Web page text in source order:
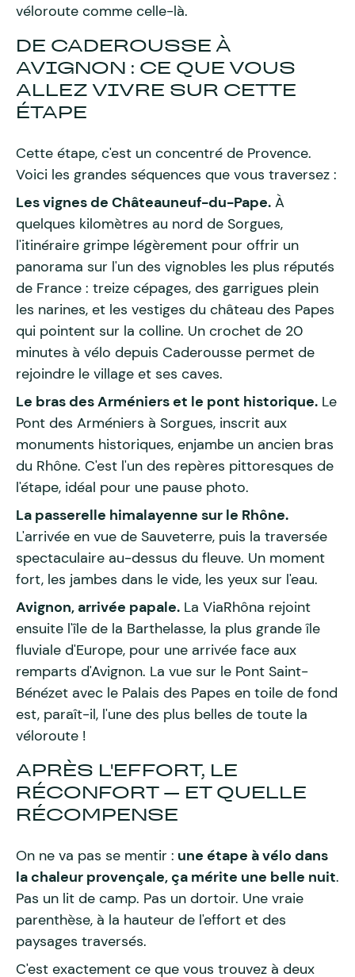
véloroute comme celle-là.
DE CADEROUSSE À
AVIGNON : CE QUE VOUS
ALLEZ VIVRE SUR CETTE
ÉTAPE
Cette étape, c'est un concentré de Provence.
Voici les grandes séquences que vous traversez :
Les vignes de Châteauneuf-du-Pape. À
quelques kilomètres au nord de Sorgues,
l'itinéraire grimpe légèrement pour offrir un
panorama sur l'un des vignobles les plus réputés
de France : treize cépages, des garrigues plein
les narines, et les vestiges du château des Papes
qui pointent sur la colline. Un crochet de 20
minutes à vélo depuis Caderousse permet de
rejoindre le village et ses caves.
Le bras des Arméniers et le pont historique. Le
Pont des Arméniers à Sorgues, inscrit aux
monuments historiques, enjambe un ancien bras
du Rhône. C'est l'un des repères pittoresques de
l'étape, idéal pour une pause photo.
La passerelle himalayenne sur le Rhône.
L'arrivée en vue de Sauveterre, puis la traversée
spectaculaire au-dessus du fleuve. Un moment
fort, les jambes dans le vide, les yeux sur l'eau.
Avignon, arrivée papale. La ViaRhôna rejoint
ensuite l'île de la Barthelasse, la plus grande île
fluviale d'Europe, pour une arrivée face aux
remparts d'Avignon. La vue sur le Pont Saint-
Bénézet avec le Palais des Papes en toile de fond
est, paraît-il, l'une des plus belles de toute la
véloroute !
APRÈS L'EFFORT, LE
RÉCONFORT — ET QUELLE
RÉCOMPENSE
On ne va pas se mentir : une étape à vélo dans
la chaleur provençale, ça mérite une belle nuit.
Pas un lit de camp. Pas un dortoir. Une vraie
parenthèse, à la hauteur de l'effort et des
paysages traversés.
C'est exactement ce que vous trouvez à deux